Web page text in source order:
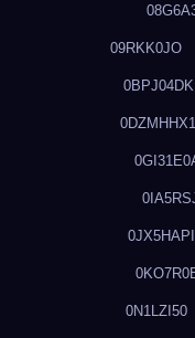
09RKK0JO
0BPJ04DK
0DZMHHX1
0JX5HAPI
0N1LZI50